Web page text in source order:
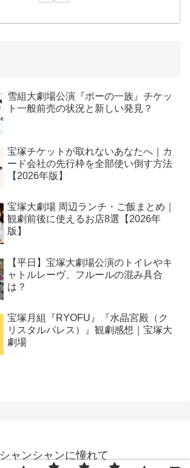
雪組大劇場公演『ポーの一族』チケッ
ト一般前売の状況と新しい発見？
宝塚チケットが取れないあなたへ｜カ
ード会社の先行枠を全部使い倒す方法
【2026年版】
宝塚大劇場 周辺ランチ・ご飯まとめ｜
観劇前後に使えるお店8選【2026年
版】
【平日】宝塚大劇場公演のトイレやキ
ャトルレーヴ、フルールの混み具合
は？
宝塚月組『RYOFU』『水晶宮殿（ク
リスタルパレス）』観劇感想｜宝塚大
劇場
シャンシャンに憧れて